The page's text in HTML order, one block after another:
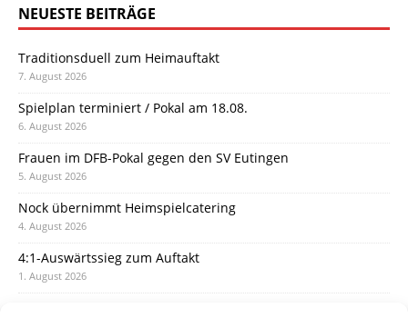
NEUESTE BEITRÄGE
Traditionsduell zum Heimauftakt
7. August 2026
Spielplan terminiert / Pokal am 18.08.
6. August 2026
Frauen im DFB-Pokal gegen den SV Eutingen
5. August 2026
Nock übernimmt Heimspielcatering
4. August 2026
4:1-Auswärtssieg zum Auftakt
1. August 2026